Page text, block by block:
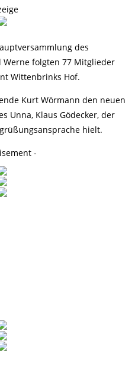
des
Werne folgten 77 Mitglieder
Wittenbrinks Hof.
Kurt Wörmann den neuen
Unna, Klaus Gödecker, der
hielt.
-